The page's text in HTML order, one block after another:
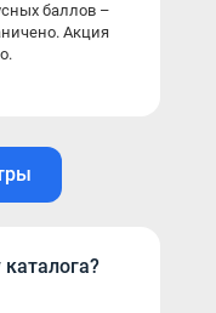
баллов –
Акция